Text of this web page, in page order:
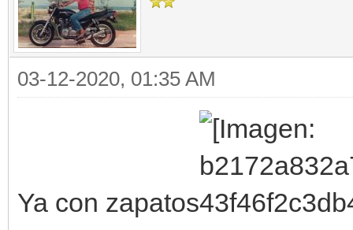
03-12-2020, 01:35 AM
Ya con zapatos